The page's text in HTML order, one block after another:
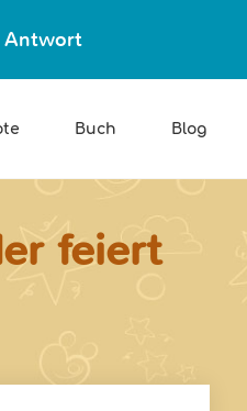
Antwort
Buch Blog
feiert